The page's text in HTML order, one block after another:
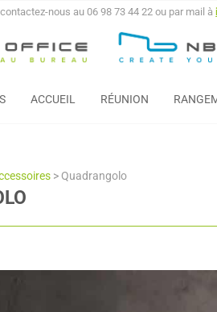
nous au 06 98 73 44 22 ou par mail à
ACCUEIL RÉUNION
>Quadrangolo